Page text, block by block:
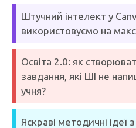
Штучний інтелект у
використовуємо на
Освіта 2.0: як
завдання, які ШІ не
учня?
Яскраві методичні ідеї